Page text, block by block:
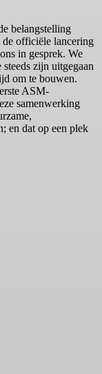
belangstelling
officiële lancering
in gesprek. We
zijn uitgegaan
om te bouwen.
ASM-
samenwerking
en dat op een plek